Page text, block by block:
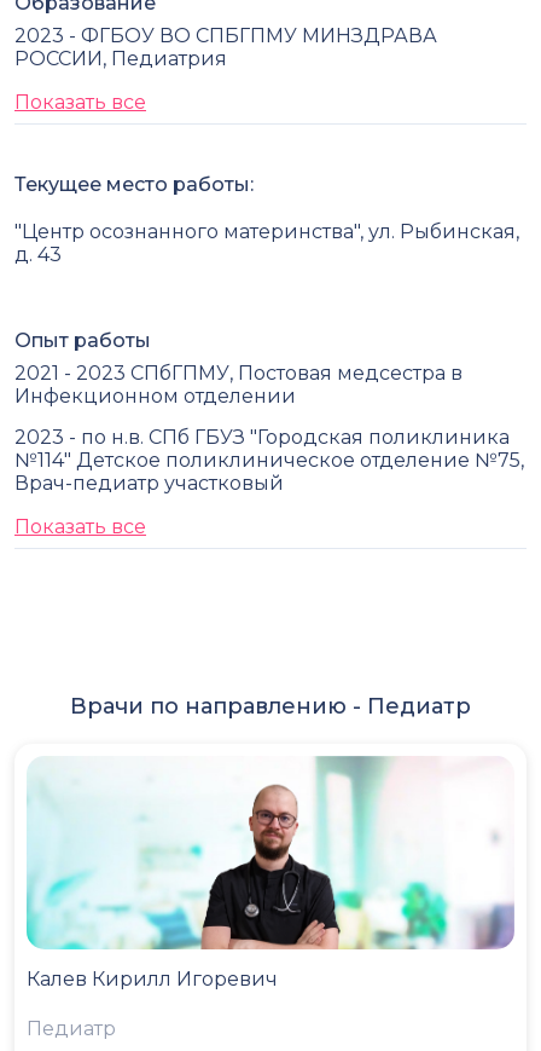
2023 - ФГБОУ ВО СПБГПМУ МИНЗДРАВА
РОССИИ, Педиатрия
Показать все
Текущее место работы:
"Центр осознанного материнства", ул. Рыбинская,
д. 43
Опыт работы
2021 - 2023 СПбГПМУ, Постовая медсестра в
Инфекционном отделении
2023 - по н.в. СПб ГБУЗ "Городская поликлиника
№114" Детское поликлиническое отделение №75,
Врач-педиатр участковый
Показать все
Врачи по направлению - Педиатр
Калев Кирилл Игоревич
Педиатр